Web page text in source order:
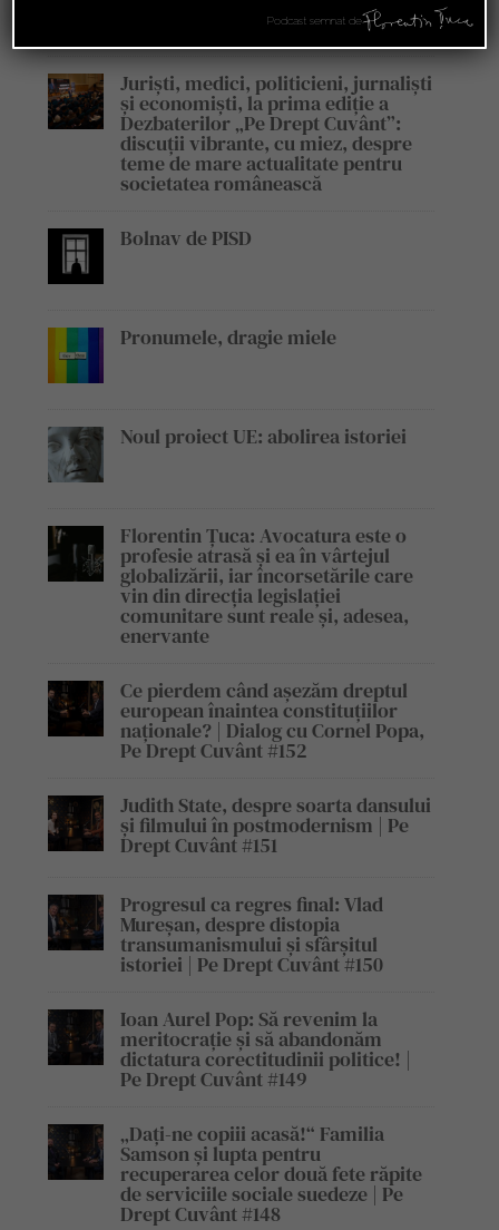
Juriști, medici, politicieni, jurnaliști
și economiști, la prima ediție a
Dezbaterilor „Pe Drept Cuvânt”:
discuții vibrante, cu miez, despre
teme de mare actualitate pentru
societatea românească
Bolnav de PISD
Pronumele, dragie miele
Noul proiect UE: abolirea istoriei
Florentin Țuca: Avocatura este o
profesie atrasă și ea în vârtejul
globalizării, iar încorsetările care
vin din direcția legislației
comunitare sunt reale și, adesea,
enervante
Ce pierdem când așezăm dreptul
european înaintea constituțiilor
naționale? | Dialog cu Cornel Popa,
Pe Drept Cuvânt #152
Judith State, despre soarta dansului
și filmului în postmodernism | Pe
Drept Cuvânt #151
Progresul ca regres final: Vlad
Mureșan, despre distopia
transumanismului și sfârșitul
istoriei | Pe Drept Cuvânt #150
Ioan Aurel Pop: Să revenim la
meritocrație și să abandonăm
dictatura corectitudinii politice! |
Pe Drept Cuvânt #149
„Dați-ne copiii acasă!“ Familia
Samson și lupta pentru
recuperarea celor două fete răpite
de serviciile sociale suedeze | Pe
Drept Cuvânt #148
Podcast semnat de